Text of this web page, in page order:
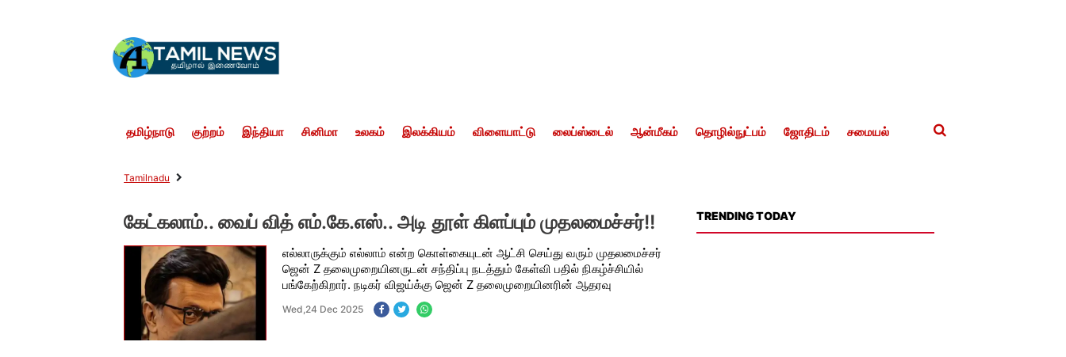
தமிழ்நாடு குற்றம் இந்தியா சினிமா உலகம் இலக்கியம் விளையாட்டு லைப்ஸ்டைல் ஆன்மீகம் தொழில்நுட்பம் ஜோதிடம் சமையல்
Tamilnadu
கேட்கலாம்.. வைப் வித் எம்.கே.எஸ்.. அடி தூள் கிளப்பும் முதலமைச்சர்!!
எல்லாருக்கும் எல்லாம் என்ற கொள்கையுடன் ஆட்சி செய்து வரும் முதலமைச்சர்
ஜென் Z தலைமுறையினருடன் சந்திப்பு நடத்தும் கேள்வி பதில் நிகழ்ச்சியில்
பங்கேற்கிறார். நடிகர் விஜய்க்கு ஜென் Z தலைமுறையினரின் ஆதரவு
Wed,24 Dec 2025
TRENDING TODAY